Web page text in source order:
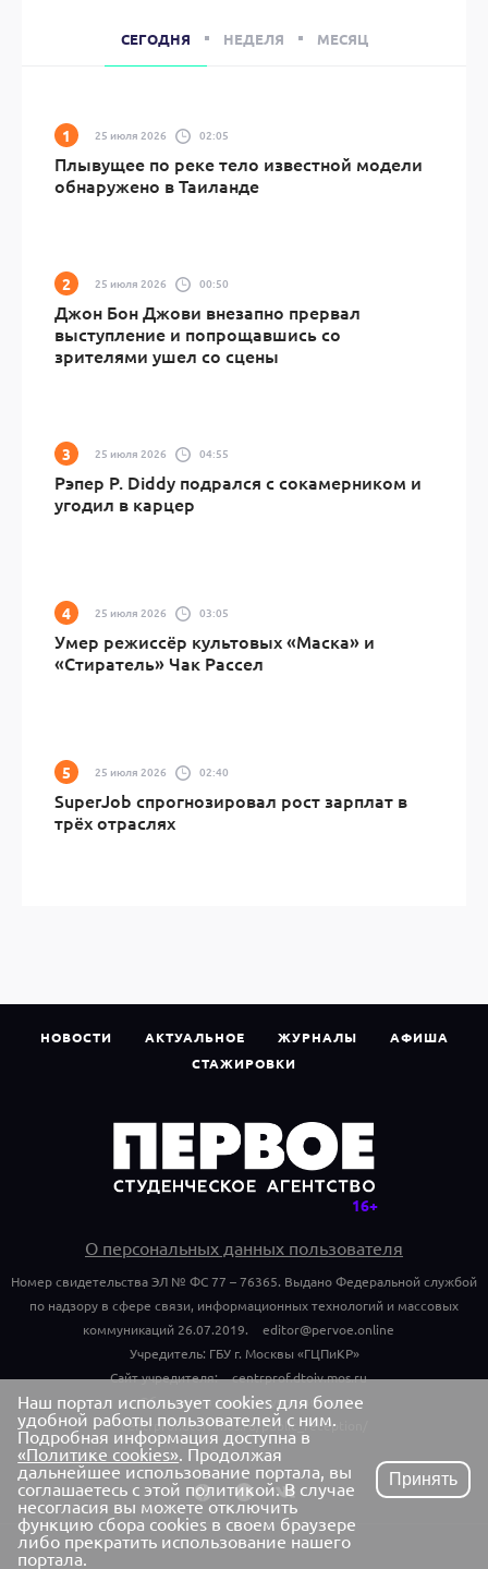
СЕГОДНЯ НЕДЕЛЯ МЕСЯЦ
25 июля 2026 02:05
Плывущее по реке тело известной модели
обнаружено в Таиланде
25 июля 2026 00:50
Джон Бон Джови внезапно прервал
выступление и попрощавшись со
зрителями ушел со сцены
25 июля 2026 04:55
Рэпер P. Diddy подрался с сокамерником и
угодил в карцер
25 июля 2026 03:05
Умер режиссёр культовых «Маска» и
«Стиратель» Чак Рассел
25 июля 2026 02:40
SuperJob спрогнозировал рост зарплат в
трёх отраслях
НОВОСТИ АКТУАЛЬНОЕ ЖУРНАЛЫ
АФИША
СТАЖИРОВКИ
О персональных данных пользователя
Номер свидетельства ЭЛ № ФС 77 – 76365. Выдано Федеральной службой
по надзору в сфере связи, информационных технологий и массовых
коммуникаций 26.07.2019.
editor@pervoe.online
Учредитель: ГБУ г. Москвы «ГЦПиКР»
Сайт учредителя:
centrprof.dtoiv.mos.ru
Обращения граждан учредителю:
centrprof.dtoiv.mos.ru/public_reception/
Наш портал использует cookies для более
удобной работы пользователей с ним.
Подробная информация доступна в
«Политике cookies». Продолжая
дальнейшее использование портала, вы
соглашаетесь с этой политикой. В случае
несогласия вы можете отключить
функцию сбора cookies в своем браузере
либо прекратить использование нашего
портала.
Принять